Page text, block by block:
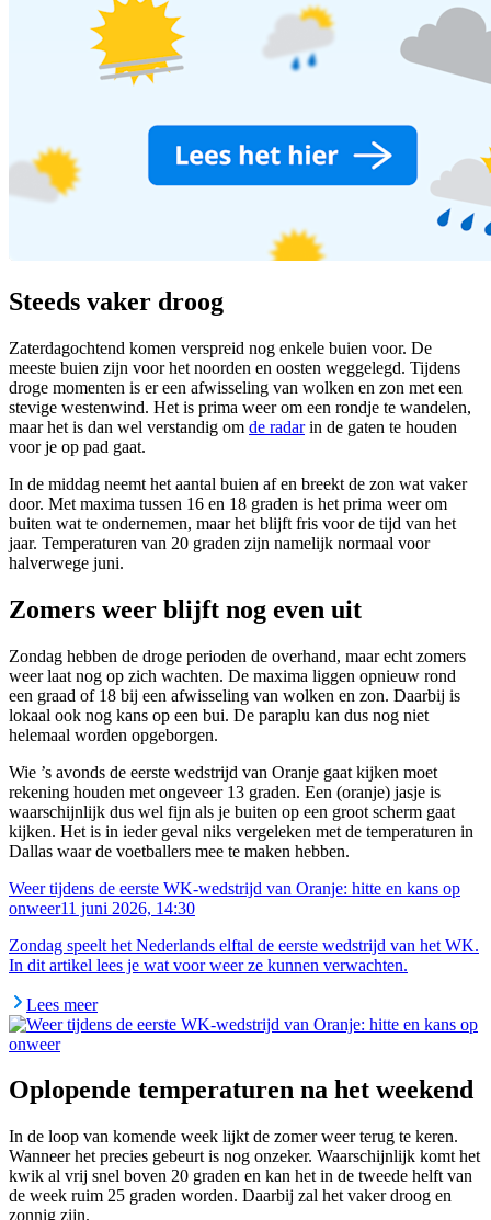
Steeds vaker droog
Zaterdagochtend komen verspreid nog enkele buien voor. De
meeste buien zijn voor het noorden en oosten weggelegd. Tijdens
droge momenten is er een afwisseling van wolken en zon met een
stevige westenwind. Het is prima weer om een rondje te wandelen,
maar het is dan wel verstandig om de radarin de gaten te houden
voor je op pad gaat.
In de middag neemt het aantal buien af en breekt de zon wat vaker
door. Met maxima tussen 16 en 18 graden is het prima weer om
buiten wat te ondernemen, maar het blijft fris voor de tijd van het
jaar. Temperaturen van 20 graden zijn namelijk normaal voor
halverwege juni.
Zomers weer blijft nog even uit
Zondag hebben de droge perioden de overhand, maar echt zomers
weer laat nog op zich wachten. De maxima liggen opnieuw rond
een graad of 18 bij een afwisseling van wolken en zon. Daarbij is
lokaal ook nog kans op een bui. De paraplu kan dus nog niet
helemaal worden opgeborgen.
Wie ’s avonds de eerste wedstrijd van Oranje gaat kijken moet
rekening houden met ongeveer 13 graden. Een (oranje) jasje is
waarschijnlijk dus wel fijn als je buiten op een groot scherm gaat
kijken. Het is in ieder geval niks vergeleken met de temperaturen in
Dallas waar de voetballers mee te maken hebben.
Weer tijdens de eerste WK-wedstrijd van Oranje: hitte en kans op
onweer11 juni 2026, 14:30
Zondag speelt het Nederlands elftal de eerste wedstrijd van het WK.
In dit artikel lees je wat voor weer ze kunnen verwachten.
Lees meer
Oplopende temperaturen na het weekend
In de loop van komende week lijkt de zomer weer terug te keren.
Wanneer het precies gebeurt is nog onzeker. Waarschijnlijk komt het
kwik al vrij snel boven 20 graden en kan het in de tweede helft van
de week ruim 25 graden worden. Daarbij zal het vaker droog en
zonnig zijn.